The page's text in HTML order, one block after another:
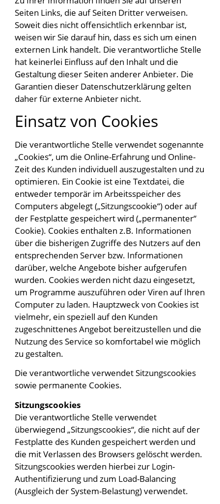
Seiten Links, die auf Seiten Dritter verweisen.
Soweit dies nicht offensichtlich erkennbar ist,
weisen wir Sie darauf hin, dass es sich um einen
externen Link handelt. Die verantwortliche Stelle
hat keinerlei Einfluss auf den Inhalt und die
Gestaltung dieser Seiten anderer Anbieter. Die
Garantien dieser Datenschutzerklärung gelten
daher für externe Anbieter nicht.
Einsatz von Cookies
Die verantwortliche Stelle verwendet sogenannte
„Cookies“, um die Online-Erfahrung und Online-
Zeit des Kunden individuell auszugestalten und zu
optimieren. Ein Cookie ist eine Textdatei, die
entweder temporär im Arbeitsspeicher des
Computers abgelegt („Sitzungscookie“) oder auf
der Festplatte gespeichert wird („permanenter“
Cookie). Cookies enthalten z.B. Informationen
über die bisherigen Zugriffe des Nutzers auf den
entsprechenden Server bzw. Informationen
darüber, welche Angebote bisher aufgerufen
wurden. Cookies werden nicht dazu eingesetzt,
um Programme auszuführen oder Viren auf Ihren
Computer zu laden. Hauptzweck von Cookies ist
vielmehr, ein speziell auf den Kunden
zugeschnittenes Angebot bereitzustellen und die
Nutzung des Service so komfortabel wie möglich
zu gestalten.
Die verantwortliche verwendet Sitzungscookies
sowie permanente Cookies.
Sitzungscookies
Die verantwortliche Stelle verwendet
überwiegend „Sitzungscookies“, die nicht auf der
Festplatte des Kunden gespeichert werden und
die mit Verlassen des Browsers gelöscht werden.
Sitzungscookies werden hierbei zur Login-
Authentifizierung und zum Load-Balancing
(Ausgleich der System-Belastung) verwendet.